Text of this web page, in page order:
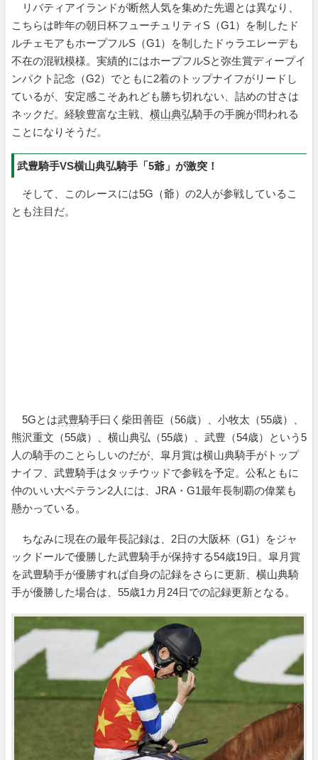
リバティアイランドが断然人気を集めた先週とは異なり、
こちらは昨年の朝日杯フューチュリティS（G1）を制したド
ルチェモアもホープフルS（G1）を制したドゥラエレーデも
不在の混戦模様。実績的にはホープフルSと弥生賞ディープイ
ンパクト記念（G2）でともに2着のトップナイフがリードし
ているが、安定感こそあれども勝ち切れない、詰めの甘さは
ネックだ。経験豊富な主戦、 横山典弘騎手の手腕が問われる
ことになりそうだ。
武豊騎手VS横山典弘騎手「5爺」が激突！
そして、このレースには5G（爺）の2人が参戦しているこ
とも注目だ。
5Gとは武豊騎手曰く柴田善臣（56歳）、小牧太（55歳）、
熊沢重文（55歳）、横山典弘（55歳）、武豊（54歳）という5
人の騎手のことらしいのだが、皐月賞は横山典騎手がトップ
ナイフ、武豊騎手はタッチウッドで参戦を予定。公私ともに
仲のいい大ベテラン2人には、JRA・G1最年長制覇の偉業も
懸かっている。
ちなみに現在の最年長記録は、2日の大阪杯（G1）をジャ
ックドールで優勝した武豊騎手が保持する54歳19日。皐月賞
を武豊騎手が優勝すれば自身の記録をさらに更新、横山典騎
手が優勝した場合は、55歳1カ月24日での記録更新となる。